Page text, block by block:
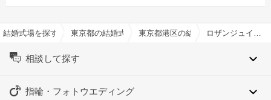
結婚式場を探すならハナユメ東京都の結婚式場一覧東京都港区の結婚式場一覧 ロザンジュイア広尾迎賓館で結婚式
相談して探す
指輪・フォトウエディング